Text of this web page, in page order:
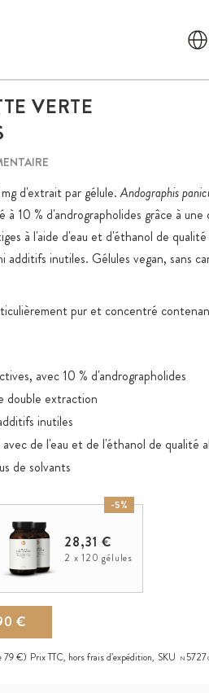
VERTE
d'extrait par gélule.Andographis
10 % d'andrographolides grâce à
à l'aide d'eau et d'éthanol de
inutiles. Gélules vegan, sans
pur et concentré
avec 10 % d'andrographolides
double extraction
inutiles
de l'eau et de l'éthanol de qualité
de solvants
-5%
28,31 €
2 x 120 gélules
€
79 €) Prix TTC, horsfrais d’expédition, SKU N 5727